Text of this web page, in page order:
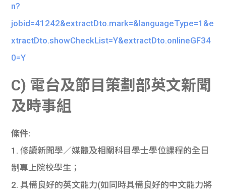
n?
jobid=41242&extractDto.mark=&languageType=1&e
xtractDto.showCheckList=Y&extractDto.onlineGF34
0=Y
C) 電台及節目策劃部英文新聞
及時事組
條件:
1. 修讀新聞學／媒體及相關科目學士學位課程的全日
制專上院校學生；
2. 具備良好的英文能力(如同時具備良好的中文能力將